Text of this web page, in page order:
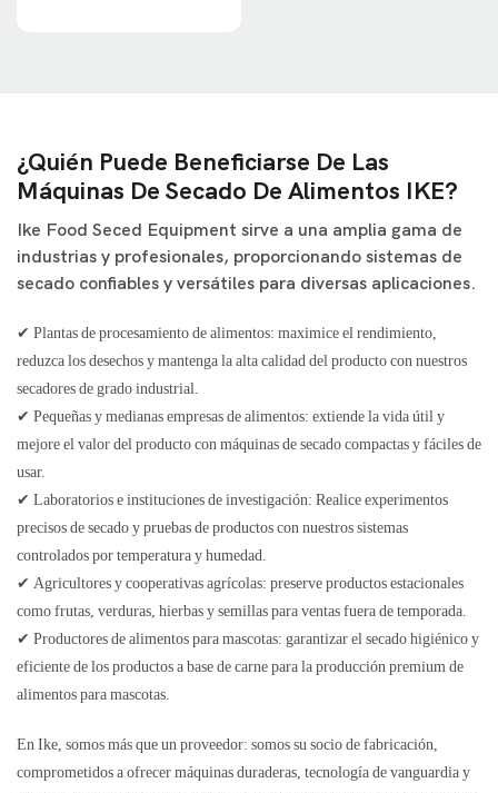
que buscan resultados de grado
profesional con una
¿Quién Puede Beneficiarse De Las
Máquinas De Secado De Alimentos IKE?
Ike Food Seced Equipment sirve a una amplia gama de
industrias y profesionales, proporcionando sistemas de
secado confiables y versátiles para diversas aplicaciones.
✔ Plantas de procesamiento de alimentos: maximice el rendimiento,
reduzca los desechos y mantenga la alta calidad del producto con nuestros
secadores de grado industrial.
✔ Pequeñas y medianas empresas de alimentos: extiende la vida útil y
mejore el valor del producto con máquinas de secado compactas y fáciles de
usar.
✔ Laboratorios e instituciones de investigación: Realice experimentos
precisos de secado y pruebas de productos con nuestros sistemas
controlados por temperatura y humedad.
✔ Agricultores y cooperativas agrícolas: preserve productos estacionales
como frutas, verduras, hierbas y semillas para ventas fuera de temporada.
✔ Productores de alimentos para mascotas: garantizar el secado higiénico y
eficiente de los productos a base de carne para la producción premium de
alimentos para mascotas.
En Ike, somos más que un proveedor: somos su socio de fabricación,
comprometidos a ofrecer máquinas duraderas, tecnología de vanguardia y